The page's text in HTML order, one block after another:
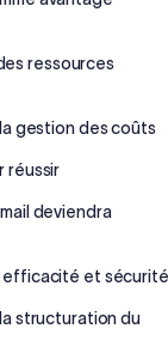
ressources
gestion des coûts
réussir
deviendra
efficacité et sécurité
structuration du